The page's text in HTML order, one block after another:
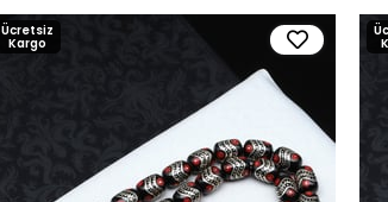
Ücretsiz
Kargo